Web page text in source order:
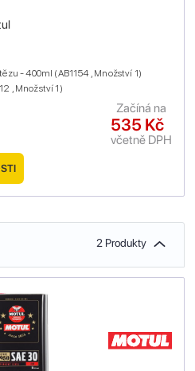
- 400ml (AB1154 , Množství 1)
, Množství 1)
535 Kč
včetně DPH
Začíná na
2 Produkty